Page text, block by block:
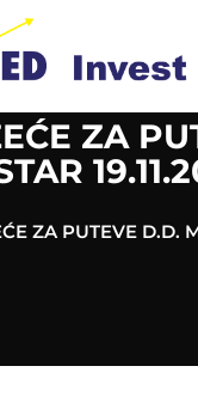
ZA
ZA PUTEVE D.D.